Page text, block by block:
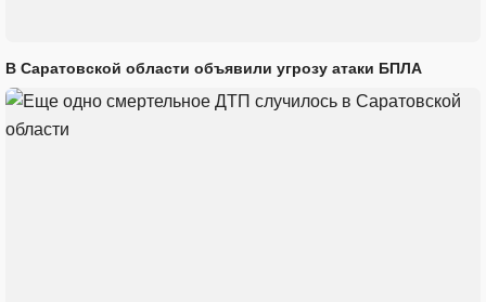
В Саратовской области объявили угрозу атаки БПЛА